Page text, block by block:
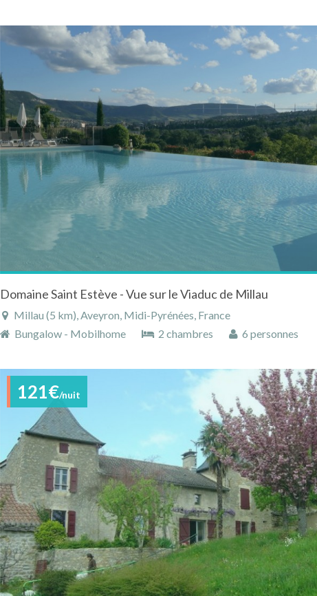
Domaine Saint Estève - Vue sur le Viaduc de Millau
Millau (5 km), Aveyron, Midi-Pyrénées, France
Bungalow - Mobilhome
2 chambres 6 personnes
121€/nuit